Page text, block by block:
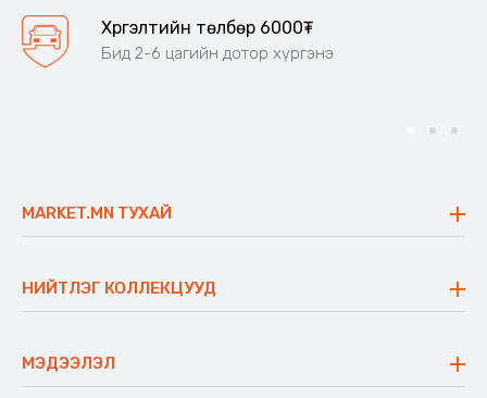
Хүргэлтийн төлбөр 6000₮
Бид 2-6 цагийн дотор хүргэнэ
MARKET.MN ТУХАЙ
Үнэт зүйлс
Ажлын байр
Блог
НИЙТЛЭГ КОЛЛЕКЦУУД
Сүүдрэвч
Аяны ширээ
МЭДЭЭЛЭЛ